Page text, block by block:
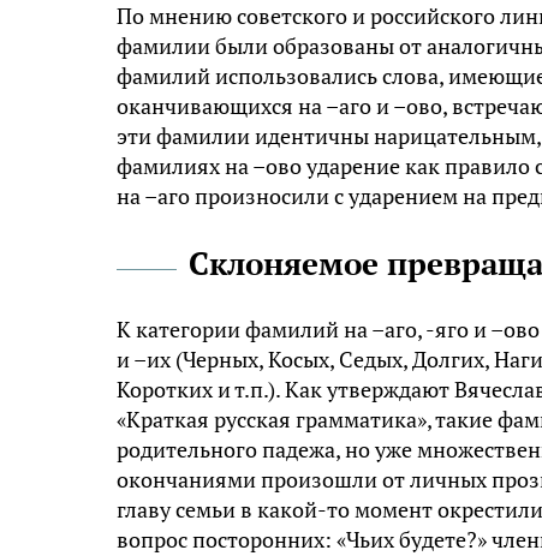
По мнению советского и российского
фамилии были образованы от
фамилий использовались слова,
оканчивающихся на –аго и –ово,
эти фамилии идентичны
фамилиях на –ово ударение как
на –аго произносили с ударением на
Склоняемое
К категории фамилий на –аго, -яго и
и –их (Черных, Косых, Седых, Долгих,
Коротких и т.п.). Как утверждают
«Краткая русская грамматика», такие
родительного падежа, но уже
окончаниями произошли от личных
главу семьи в какой-то момент
вопрос посторонних: «Чьих будете?»